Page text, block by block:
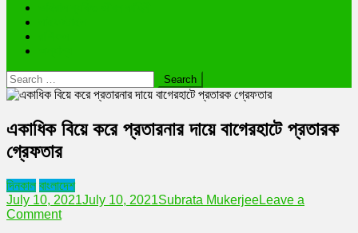
Search
for:
একাধিক বিয়ে করে প্রতারনার দায়ে বাগেরহাটে প্রতারক
গ্রেফতার
দিনকাল বাংলাদেশ
July 10, 2021July 10, 2021Subrata MukerjeeLeave a
Commenton